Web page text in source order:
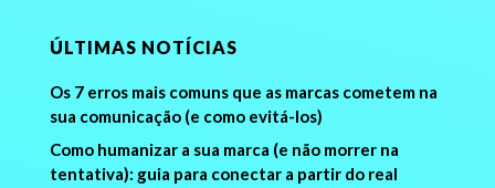
ÚLTIMAS NOTÍCIAS
Os 7 erros mais comuns que as marcas cometem na
sua comunicação (e como evitá-los)
Como humanizar a sua marca (e não morrer na
tentativa): guia para conectar a partir do real